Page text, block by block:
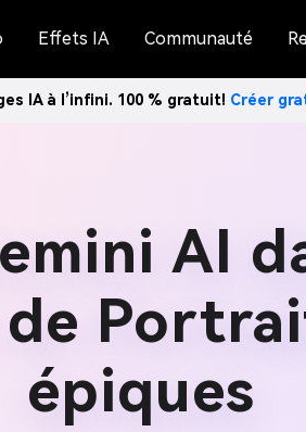
Effets IA Communauté
IA à l’infini. 100 % gratuit! Créer
AI
épiques